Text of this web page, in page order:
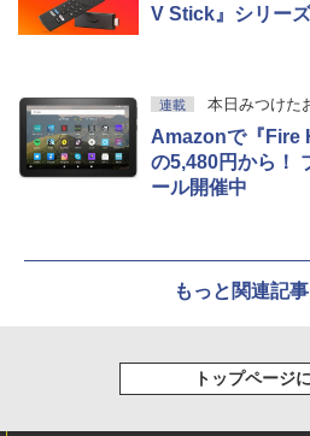
V Stick』シリー
連載 本日みつけた
Amazonで『Fire
の5,480円から！
ール開催中
もっと関連記
トップページ